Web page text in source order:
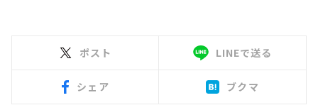
ポスト LINEで送る
シェア ブクマ